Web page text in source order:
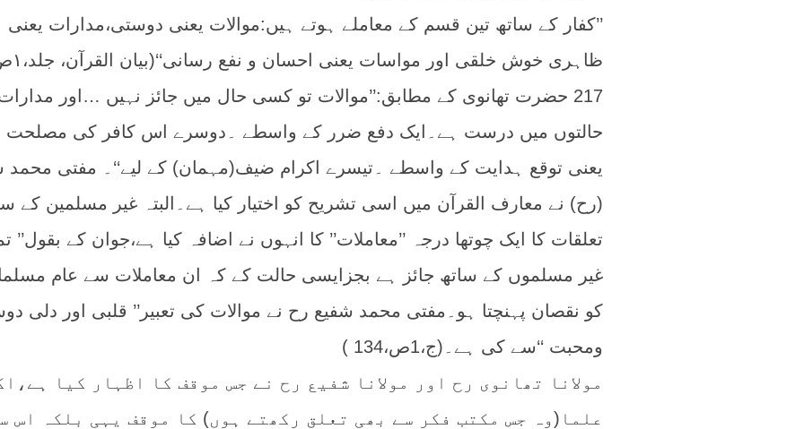
’’کفار کے ساتھ تین قسم کے معاملے ہوتے ہیں:موالات یعنی دوستی،مدارات یعنی
ظاہری خوش خلقی اور
217 حضرت تھانوی کے مطابق:’’موالات تو کسی حال میں جائز نہیں …اور
حالتوں میں درست ہے۔ایک دفع ضرر کے واسطے ۔دوسرے اس کافر کی مصلحت
یعنی توقع ہدایت کے واسطے ۔تیسرے اکرام ضیف(مہمان) کے لیے‘‘۔ مفتی محمد
(رح) نے معارف القرآن میں اسی تشریح کو اختیار کیا ہے۔البتہ غیر مسلمین کے
تعلقات کا ایک چوتھا درجہ ’’معاملات’’ کا انہوں نے اضافہ کیا ہے،جوان کے بقول’’
غیر مسلموں کے ساتھ جائز ہے بجزایسی حالت کے کہ ان معاملات سے عام
کو نقصان پہنچتا ہو۔مفتی محمد شفیع رح نے موالات کی تعبیر’’ قلبی اور دلی
ومحبت ‘‘سے کی ہے۔(ج،1ص،134 )
مولانا تھانوی رح اور مولانا شفیع رح نے جس موقف کا اظہار کیا
علما(وہ جس مکتب فکر سے بھی تعلق رکھتے ہوں) کا موقف یہی بلکہ اس